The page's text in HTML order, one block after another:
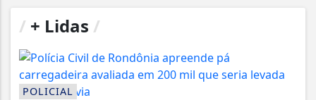
/ + Lidas /
POLICIAL